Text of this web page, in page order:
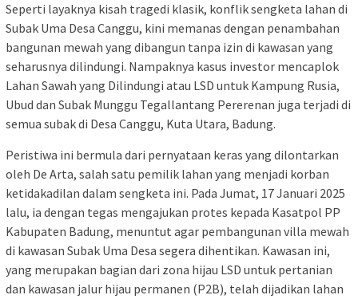
Seperti layaknya kisah tragedi klasik, konflik sengketa lahan di
Subak Uma Desa Canggu, kini memanas dengan penambahan
bangunan mewah yang dibangun tanpa izin di kawasan yang
seharusnya dilindungi. Nampaknya kasus investor mencaplok
Lahan Sawah yang Dilindungi atau LSD untuk Kampung Rusia,
Ubud dan Subak Munggu Tegallantang Pererenan juga terjadi di
semua subak di Desa Canggu, Kuta Utara, Badung.
Peristiwa ini bermula dari pernyataan keras yang dilontarkan
oleh De Arta, salah satu pemilik lahan yang menjadi korban
ketidakadilan dalam sengketa ini. Pada Jumat, 17 Januari 2025
lalu, ia dengan tegas mengajukan protes kepada Kasatpol PP
Kabupaten Badung, menuntut agar pembangunan villa mewah
di kawasan Subak Uma Desa segera dihentikan. Kawasan ini,
yang merupakan bagian dari zona hijau LSD untuk pertanian
dan kawasan jalur hijau permanen (P2B), telah dijadikan lahan